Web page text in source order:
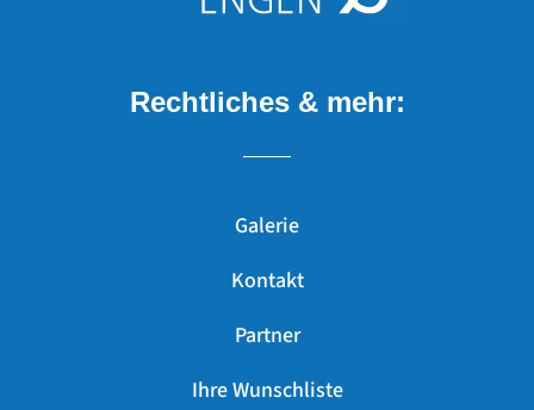
Rechtliches & mehr:
Galerie
Kontakt
Partner
Ihre Wunschliste